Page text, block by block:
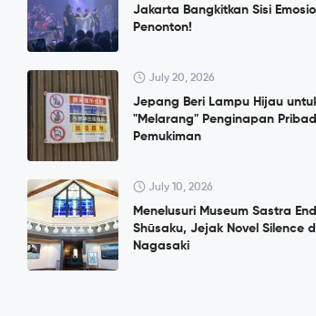
Jakarta Bangkitkan Sisi
Penonton!
July 20, 2026
Jepang Beri Lampu Hijau
"Melarang" Penginapan
Pemukiman
July 10, 2026
Menelusuri Museum Sastra
Shūsaku, Jejak Novel Silence
Nagasaki